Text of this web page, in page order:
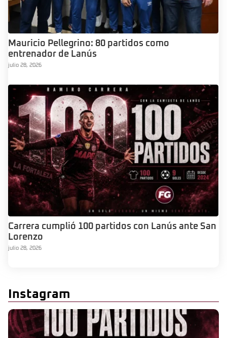
Mauricio Pellegrino: 80 partidos como
entrenador de Lanús
julio 28, 2026
Carrera cumplió 100 partidos con Lanús ante San
Lorenzo
julio 28, 2026
Instagram